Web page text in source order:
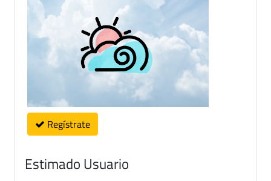
Regístrate
Estimado Usuario